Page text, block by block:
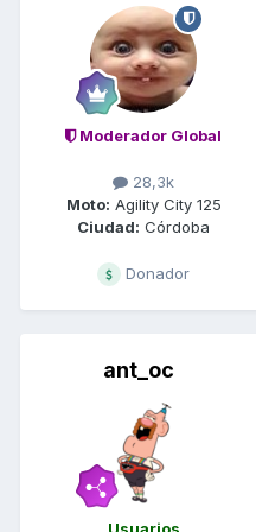
Moderador Global
28,3k
Moto: Agility City 125
Ciudad: Córdoba
Donador
ant_oc
Usuarios